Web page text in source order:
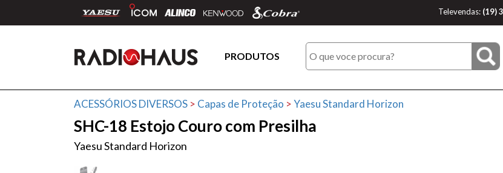
Televendas: (19)
PRODUTOS
ACESSÓRIOS DIVERSOS > Capas de Proteção >Yaesu Standard Horizon
SHC-18 Estojo Couro com Presilha
Yaesu Standard Horizon